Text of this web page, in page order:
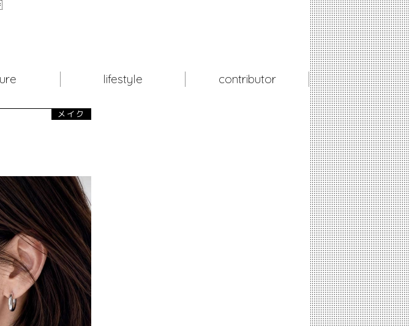
lifestyle contributor
メイク